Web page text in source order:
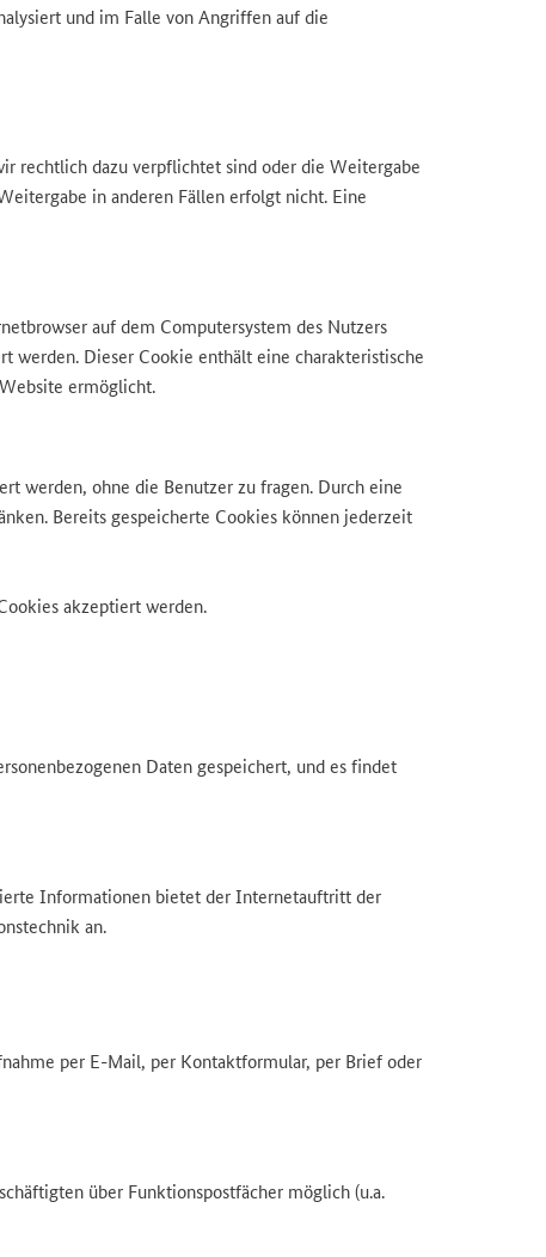
und im Falle von Angriffen auf die
rechtlich dazu verpflichtet sind oder die Weitergabe
in anderen Fällen erfolgt nicht. Eine
auf dem Computersystem des Nutzers
werden. Dieser Cookie enthält eine charakteristische
ermöglicht.
werden, ohne die Benutzer zu fragen. Durch eine
Bereits gespeicherte Cookies können jederzeit
akzeptiert werden.
Daten gespeichert, und es findet
Informationen bietet der Internetauftritt der
an.
per E-Mail, per Kontaktformular, per Brief oder
über Funktionspostfächer möglich (u.a.